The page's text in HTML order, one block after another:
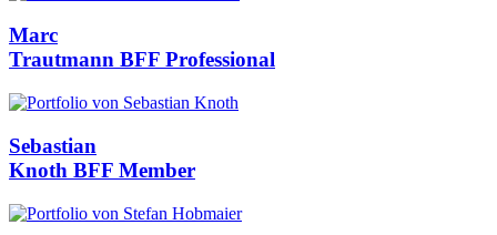
Marc
Trautmann BFF Professional
Sebastian
Knoth BFF Member